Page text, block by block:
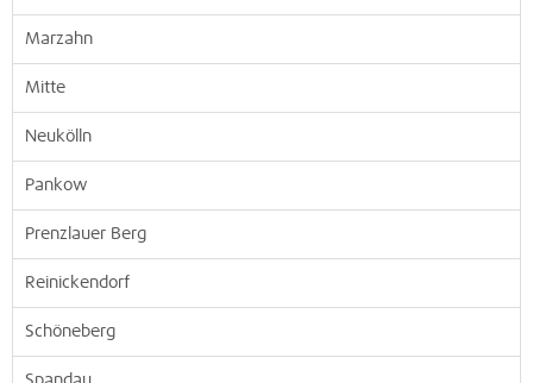
Marzahn
Mitte
Neukölln
Pankow
Prenzlauer Berg
Reinickendorf
Schöneberg